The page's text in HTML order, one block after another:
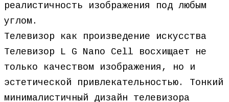
реалистичность изображения под любым
углом.
Телевизор как произведение искусства
Телевизор L G Nano Cell восхищает не
только качеством изображения, но и
эстетической привлекательностью. Тонкий
минималистичный дизайн телевизора